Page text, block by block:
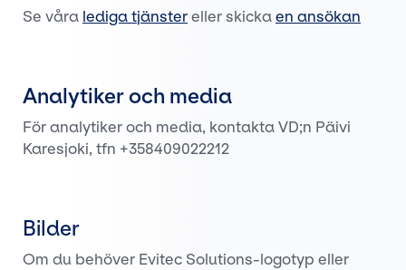
Se våra lediga tjänster eller skicka en ansökan
Analytiker och media
För analytiker och media, kontakta VD;n Päivi
Karesjoki, tfn +358409022212
Bilder
Om du behöver Evitec Solutions-logotyp eller